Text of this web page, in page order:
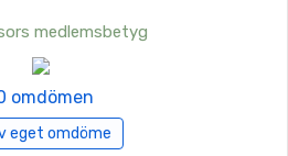
medlemsbetyg
omdömen
eget omdöme